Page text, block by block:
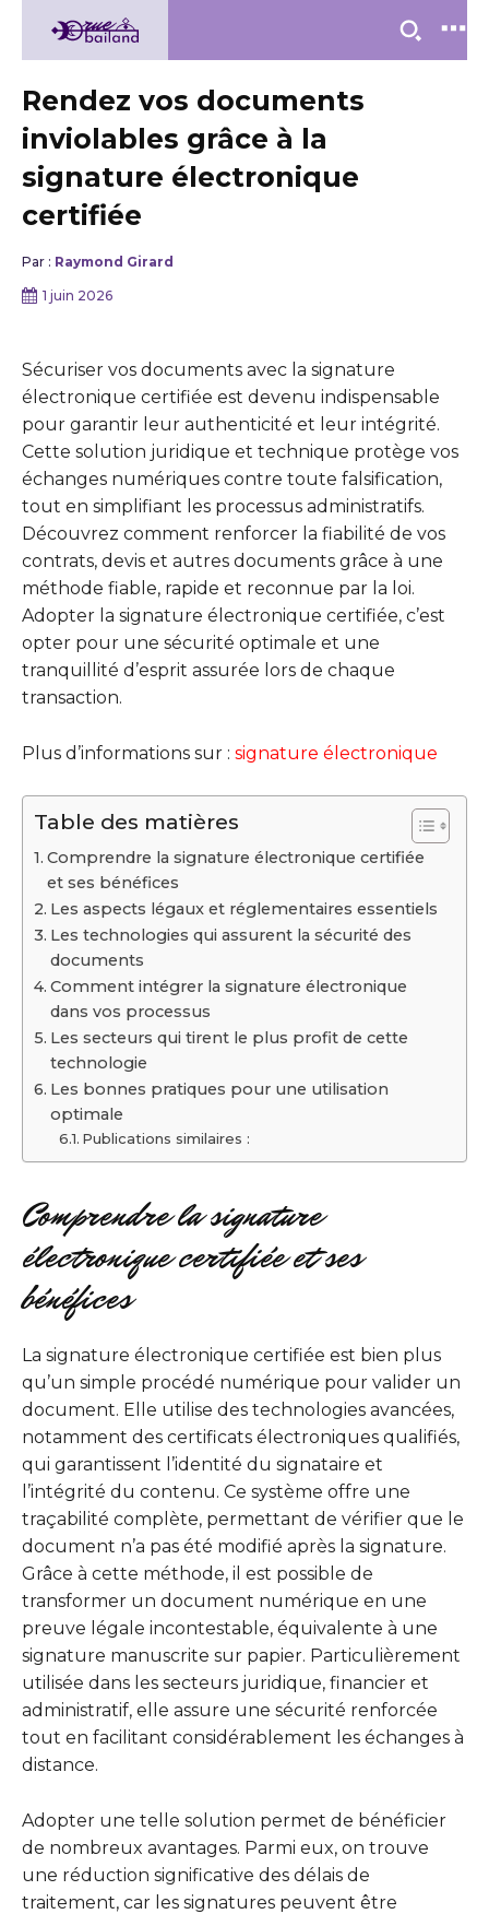
Rendez vos documents
inviolables grâce à la
signature électronique
certifiée
Par : Raymond Girard
1 juin 2026
Sécuriser vos documents avec la signature
électronique certifiée est devenu indispensable
pour garantir leur authenticité et leur intégrité.
Cette solution juridique et technique protège vos
échanges numériques contre toute falsification,
tout en simplifiant les processus administratifs.
Découvrez comment renforcer la fiabilité de vos
contrats, devis et autres documents grâce à une
méthode fiable, rapide et reconnue par la loi.
Adopter la signature électronique certifiée, c’est
opter pour une sécurité optimale et une
tranquillité d’esprit assurée lors de chaque
transaction.
Plus d’informations sur : signature électronique
Table des matières
Comprendre la signature électronique certifiée
et ses bénéfices
Les aspects légaux et réglementaires essentiels
Les technologies qui assurent la sécurité des
documents
Comment intégrer la signature électronique
dans vos processus
Les secteurs qui tirent le plus profit de cette
technologie
Les bonnes pratiques pour une utilisation
optimale
Publications similaires :
Comprendre la signature
électronique certifiée et ses
bénéfices
La signature électronique certifiée est bien plus
qu’un simple procédé numérique pour valider un
document. Elle utilise des technologies avancées,
notamment des certificats électroniques qualifiés,
qui garantissent l’identité du signataire et
l’intégrité du contenu. Ce système offre une
traçabilité complète, permettant de vérifier que le
document n’a pas été modifié après la signature.
Grâce à cette méthode, il est possible de
transformer un document numérique en une
preuve légale incontestable, équivalente à une
signature manuscrite sur papier. Particulièrement
utilisée dans les secteurs juridique, financier et
administratif, elle assure une sécurité renforcée
tout en facilitant considérablement les échanges à
distance.
Adopter une telle solution permet de bénéficier
de nombreux avantages. Parmi eux, on trouve
une réduction significative des délais de
traitement, car les signatures peuvent être